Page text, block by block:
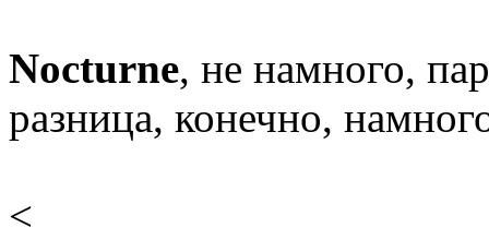
Nocturne, не намного,
разница, конечно,
<